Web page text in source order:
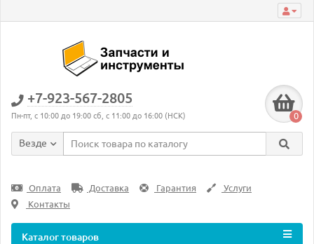
+7-923-567-2805
Пн-пт, с 10:00 до 19:00 сб, с 11:00 до 16:00 (НСК) 0
Везде
Оплата Доставка Гарантия
Услуги
Контакты
Каталог товаров